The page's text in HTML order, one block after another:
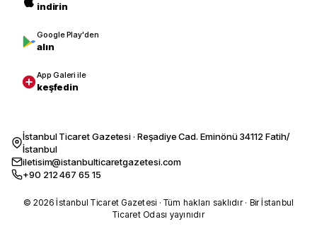
indirin
Google Play'den
alın
App Galeri ile
keşfedin
İstanbul Ticaret Gazetesi · Reşadiye Cad. Eminönü 34112 Fatih/
İstanbul
iletisim@istanbulticaretgazetesi.com
+90 212 467 65 15
© 2026 İstanbul Ticaret Gazetesi · Tüm hakları saklıdır · Bir İstanbul
Ticaret Odası yayınıdır